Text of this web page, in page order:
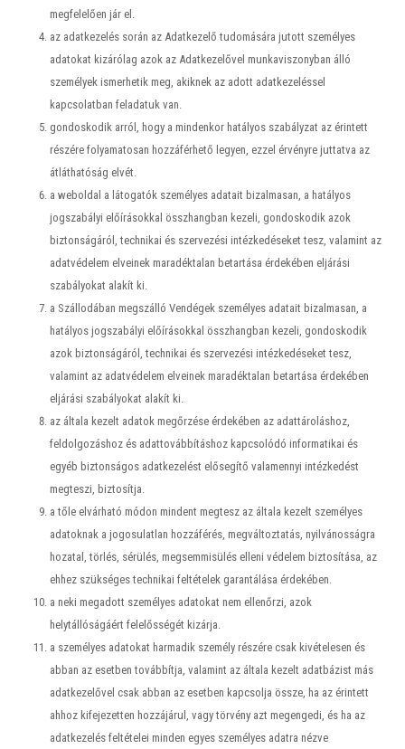
megfelelően jár el.
az adatkezelés során az Adatkezelő tudomására jutott személyes
adatokat kizárólag azok az Adatkezelővel munkaviszonyban álló
személyek ismerhetik meg, akiknek az adott adatkezeléssel
kapcsolatban feladatuk van.
gondoskodik arról, hogy a mindenkor hatályos szabályzat az érintett
részére folyamatosan hozzáférhető legyen, ezzel érvényre juttatva az
átláthatóság elvét.
a weboldal a látogatók személyes adatait bizalmasan, a hatályos
jogszabályi előírásokkal összhangban kezeli, gondoskodik azok
biztonságáról, technikai és szervezési intézkedéseket tesz, valamint az
adatvédelem elveinek maradéktalan betartása érdekében eljárási
szabályokat alakít ki.
a Szállodában megszálló Vendégek személyes adatait bizalmasan, a
hatályos jogszabályi előírásokkal összhangban kezeli, gondoskodik
azok biztonságáról, technikai és szervezési intézkedéseket tesz,
valamint az adatvédelem elveinek maradéktalan betartása érdekében
eljárási szabályokat alakít ki.
az általa kezelt adatok megőrzése érdekében az adattároláshoz,
feldolgozáshoz és adattovábbításhoz kapcsolódó informatikai és
egyéb biztonságos adatkezelést elősegítő valamennyi intézkedést
megteszi, biztosítja.
a tőle elvárható módon mindent megtesz az általa kezelt személyes
adatoknak a jogosulatlan hozzáférés, megváltoztatás, nyilvánosságra
hozatal, törlés, sérülés, megsemmisülés elleni védelem biztosítása, az
ehhez szükséges technikai feltételek garantálása érdekében.
a neki megadott személyes adatokat nem ellenőrzi, azok
helytállóságáért felelősségét kizárja.
a személyes adatokat harmadik személy részére csak kivételesen és
abban az esetben továbbítja, valamint az általa kezelt adatbázist más
adatkezelővel csak abban az esetben kapcsolja össze, ha az érintett
ahhoz kifejezetten hozzájárul, vagy törvény azt megengedi, és ha az
adatkezelés feltételei minden egyes személyes adatra nézve